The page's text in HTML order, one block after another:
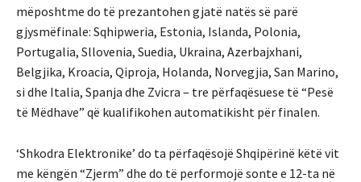
mëposhtme do të prezantohen gjatë natës së parë
gjysmëfinale: Sqhipweria, Estonia, Islanda, Polonia,
Portugalia, Sllovenia, Suedia, Ukraina, Azerbajxhani,
Belgjika, Kroacia, Qiproja, Holanda, Norvegjia, San Marino,
si dhe Italia, Spanja dhe Zvicra – tre përfaqësuese të “Pesë
të Mëdhave” që kualifikohen automatikisht për finalen.
‘Shkodra Elektronike’ do ta përfaqësojë Shqipërinë këtë vit
me këngën “Zjerm” dhe do të performojë sonte e 12-ta në